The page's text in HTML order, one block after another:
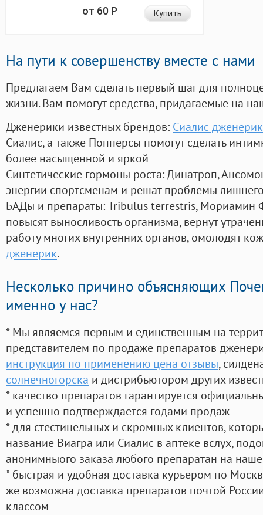
от 60Р Купить
На пути к совершенству вместе с нами
Предлагаем Вам сделать первый шаг для
жизни. Вам помогут средства, придагаемые на
Дженерики известных брендов: Сиалис
Сиалис, а также Попперсы помогут сделать
более насыщенной и яркой
Синтетические гормоны роста: Динатроп,
энергии спортсменам и решат проблемы
БАДы и препараты:Tribulus terrestris, Мориамин
повысят выносливость организма, вернут
работу многих внутренних органов, омолодят
дженерик.
Несколько причино объясняющих
именно у нас?
* Мы являемся первым и единственным на
представителем по продаже препаратов
инструкция по применению цена отзывы,
солнечногорска и дистрибьютором других
* качество препаратов гарантируется
и успешно подтверждается годами продаж
* для стестинельных и скромных клиентов,
название Виагра или Сиалис в аптеке вслух,
анонимныого заказа любого препаратан на
* быстрая и удобная доставка курьером по
же возможна доставка препаратов почтой
классом